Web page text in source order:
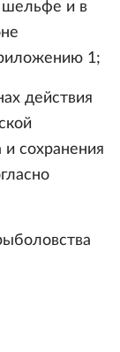
шельфе и в
1;
действия
сохранения